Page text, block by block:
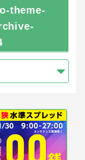
theme-